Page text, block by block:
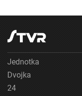
Jednotka
Dvojka
24